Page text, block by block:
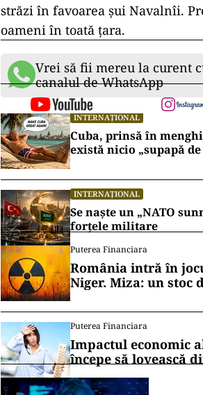
străzi în favoarea șui Navalnîi.
oameni în toată țara.
Vrei să fii mereu la curent
canalul de WhatsApp
INTERNAȚIONAL
Cuba, prinsă în
există nicio „supapă de
INTERNAȚIONAL
Se naște un „NATO
forțele militare
Puterea Financiara
România intră în
Niger. Miza: un stoc
Puterea Financiara
Impactul economic
începe să lovească